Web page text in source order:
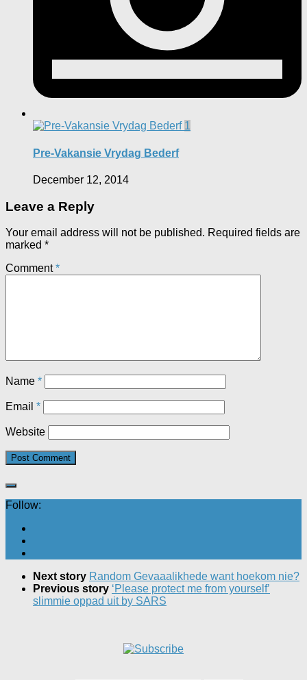
1
Pre-Vakansie Vrydag Bederf
December 12, 2014
Leave a Reply
Your email address will not be published. Required fields are
marked *
Comment*
Name *
Email *
Website
Follow:
Next story Random Gevaaalikhede want hoekom nie?
Previous story ‘Please protect me from yourself’
slimmie oppad uit by SARS